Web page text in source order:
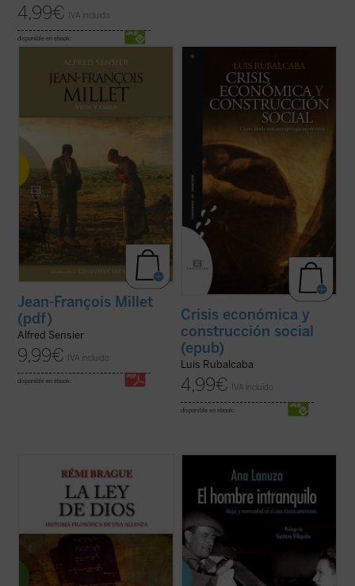
4,99€ IVA incluido
disponible en ebook:
Jean François Millet (1814-1875), criado en
un pintor realista centrado muy
singularmente en expresar su profunda
admiración por la vida de la gente humilde y
campesina en un momento en que la
sociedad ...(ver ficha)
Jean-François Millet
(pdf)
Alfred Sensier
9,99€ IVA incluido
disponible en ebook:
La actual crisis económica tiene un
trasfondo antropológico. Este libro discute
las raíces tanto técnicas como culturales
que han conducido a la situación actual,
tanto en el contexto internacional como en
el caso particular de España. ... (ver ficha)
Crisis económica y
construcción social
(epub)
Luis Rubalcaba
4,99€ IVA incluido
disponible en ebook:
Hoy la idea de ley divina se ha vuelto
extraña e incluso, para algunos, ofensiva.
Sin embargo, ha dominado las creencias y
las costumbres durante casi tres milenios.
La alianza entre Dios y la ley, forjada en la
Grecia antigua y en la tradición ... (ver
películas de todos los tiempos se produce
en los años del
New Deal
americano, un
tiempo de turbulencias políticas, sociales y
económicas en el que se sentaron las
bases de nuestra actual sociedad ...
ficha)